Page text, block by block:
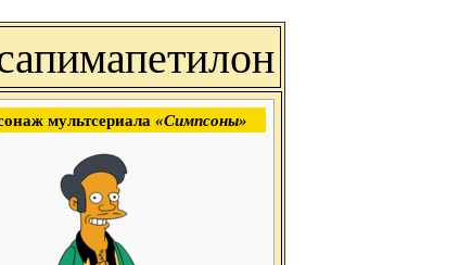
мультсериала «Симпсоны»